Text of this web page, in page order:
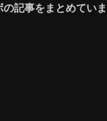
記事をまとめていま